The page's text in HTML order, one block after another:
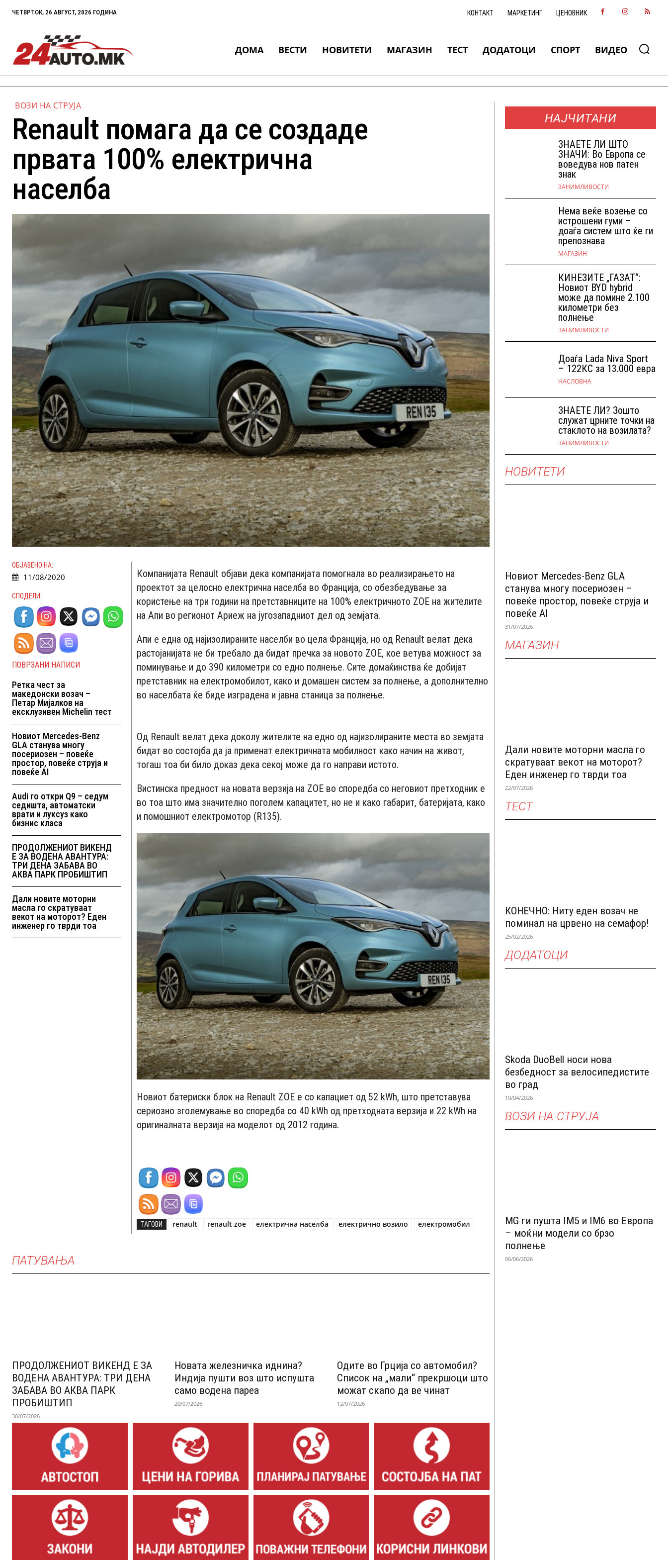
ЧЕТВРТОК, 26 АВГУСТ, 2026 ГОДИНА КОНТАКТ МАРКЕТИНГ ЦЕНОВНИК
ДОМА ВЕСТИ НОВИТЕТИ МАГАЗИН ТЕСТ ДОДАТОЦИ СПОРТ ВИДЕО
ВОЗИ НА СТРУЈА
Renault помага да се создаде
првата 100% електрична
населба
ОБЈАВЕНО НА:
11/08/2020
СПОДЕЛИ:
ПОВРЗАНИ НАПИСИ
Ретка чест за
македонски возач –
Петар Мијалков на
ексклузивен Michelin тест
Новиот Mercedes-Benz
GLA станува многу
посериозен – повеќе
простор, повеќе струја и
повеќе AI
Audi го откри Q9 – седум
седишта, автоматски
врати и луксуз како
бизнис класа
ПРОДОЛЖЕНИОТ ВИКЕНД
Е ЗА ВОДЕНА АВАНТУРА:
ТРИ ДЕНА ЗАБАВА ВО
АКВА ПАРК ПРОБИШТИП
Дали новите моторни
масла го скратуваат
векот на моторот? Еден
инженер го тврди тоа
Компанијата Renault објави дека компанијата помогнала во реализирањето на
проектот за целосно електрична населба во Франција, со обезбедување за
користење на три години на претставниците на 100% електричното ZOE на жителите
на Апи во регионот Ариеж на југозападниот дел од земјата.
Апи е една од најизолираните населби во цела Франција, но од Renault велат дека
растојанијата не би требало да бидат пречка за новото ZOE, кое ветува можност за
поминување и до 390 километри со едно полнење. Сите домаќинства ќе добијат
претставник на електромобилот, како и домашен систем за полнење, а дополнително
во населбата ќе биде изградена и јавна станица за полнење.
Од Renault велат дека доколу жителите на едно од најизолираните места во земјата
бидат во состојба да ја применат електричната мобилност како начин на живот,
тогаш тоа би било доказ дека секој може да го направи истото.
Вистинска предност на новата верзија на ZOE во споредба со неговиот претходник е
во тоа што има значително поголем капацитет, но не и како габарит, батеријата, како
и помошниот електромотор (R135).
Новиот батериски блок на Renault ZOE е со капациет од 52 kWh, што претставува
сериозно зголемување во споредба со 40 kWh од претходната верзија и 22 kWh на
оригиналната верзија на моделот од 2012 година.
ТАГОВИ renault renault zoe електрична населба електрично возило електромобил
ПАТУВАЊА
ПРОДОЛЖЕНИОТ ВИКЕНД Е ЗА
ВОДЕНА АВАНТУРА: ТРИ ДЕНА
ЗАБАВА ВО АКВА ПАРК
ПРОБИШТИП
30/07/2026
Новата железничка иднина?
Индија пушти воз што испушта
само водена пареа
20/07/2026
Одитe во Грција со автомобил?
Список на „мали“ прекршоци што
можат скапо да ве чинат
12/07/2026
НАЈЧИТАНИ
ЗНАEТЕ ЛИ ШТО
ЗНАЧИ: Во Европа се
воведува нов патен
знак
ЗАНИМЛИВОСТИ
Нема веќе возење со
истрошени гуми –
доаѓа систем што ќе ги
препознава
МАГАЗИН
КИНЕЗИТЕ „ГАЗАТ“:
Новиот BYD hybrid
може да помине 2.100
километри без
полнење
ЗАНИМЛИВОСТИ
Доаѓа Lada Niva Sport
– 122КС за 13.000 евра
НАСЛОВНА
ЗНАЕТЕ ЛИ? Зошто
служат црните точки на
стаклото на возилата?
ЗАНИМЛИВОСТИ
НОВИТЕТИ
Новиот Mercedes-Benz GLA
станува многу посериозен –
повеќе простор, повеќе струја и
повеќе AI
31/07/2026
МАГАЗИН
Дали новите моторни масла го
скратуваат векот на моторот?
Еден инженер го тврди тоа
22/07/2026
ТЕСТ
КОНЕЧНО: Ниту еден возач не
поминал на црвено на семафор!
25/02/2026
ДОДАТОЦИ
Skoda DuoBell носи нова
безбедност за велосипедистите
во град
10/04/2026
ВОЗИ НА СТРУЈА
MG ги пушта IM5 и IM6 во Европа
– моќни модели со брзо
полнење
06/06/2026